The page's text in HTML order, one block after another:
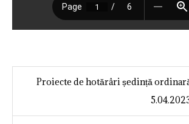
Proiecte de hotărâri ședință